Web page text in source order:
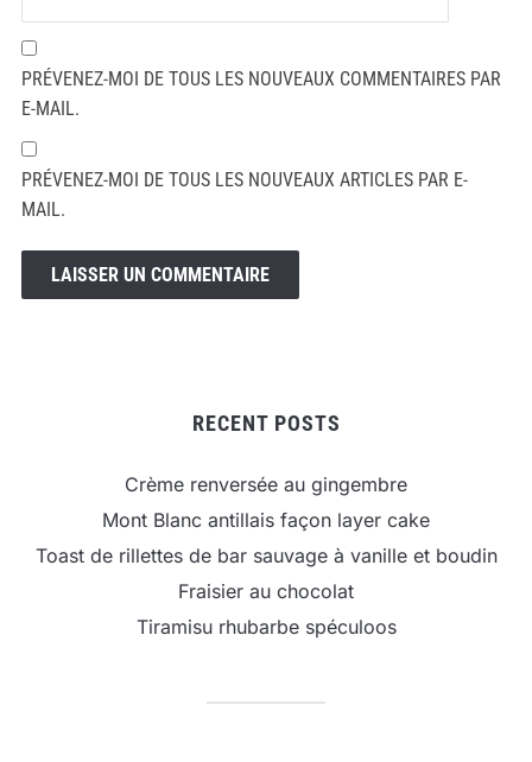
PRÉVENEZ-MOI DE TOUS LES NOUVEAUX COMMENTAIRES PAR
E-MAIL.
PRÉVENEZ-MOI DE TOUS LES NOUVEAUX ARTICLES PAR E-
MAIL.
RECENT POSTS
Crème renversée au gingembre
Mont Blanc antillais façon layer cake
Toast de rillettes de bar sauvage à vanille et boudin
Fraisier au chocolat
Tiramisu rhubarbe spéculoos